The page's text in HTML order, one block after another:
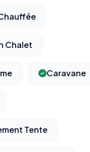
Chalet
Caravane
Tente